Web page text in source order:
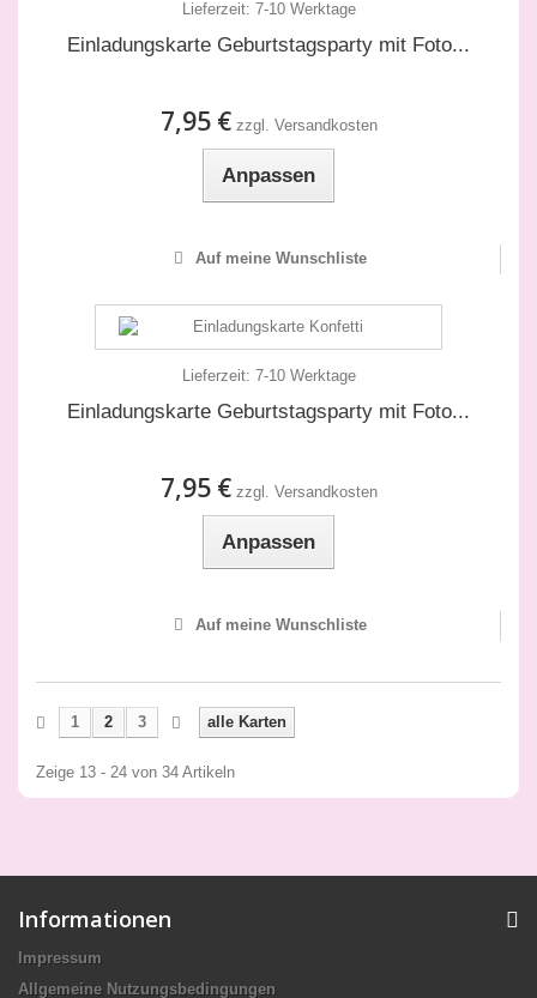
Lieferzeit: 7-10 Werktage
Einladungskarte Geburtstagsparty mit Foto...
7,95 € zzgl. Versandkosten
Anpassen
Auf meine Wunschliste
Lieferzeit: 7-10 Werktage
Einladungskarte Geburtstagsparty mit Foto...
7,95 € zzgl. Versandkosten
Anpassen
Auf meine Wunschliste
alle Karten
1 2 3
Zeige 13 - 24 von 34 Artikeln
Informationen
Impressum
Allgemeine Nutzungsbedingungen